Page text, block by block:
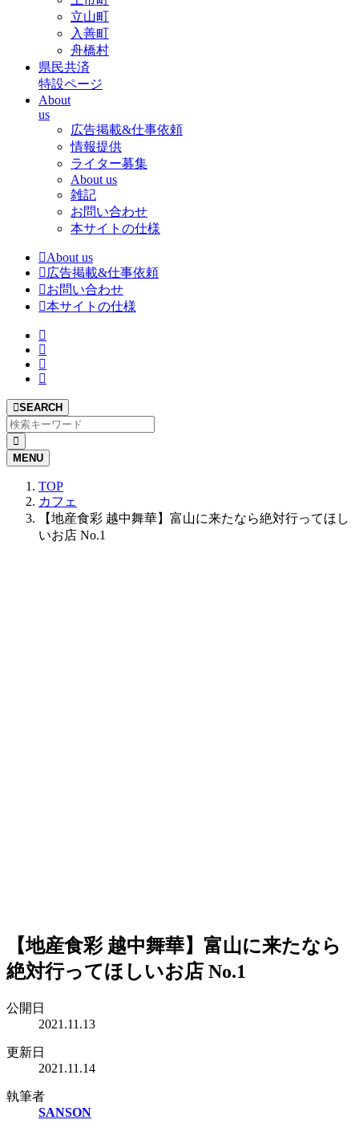
立山町
入善町
舟橋村
県民共済
特設ページ
About
us
広告掲載&仕事依頼
情報提供
ライター募集
About us
雑記
お問い合わせ
本サイトの仕様
About us
広告掲載&仕事依頼
お問い合わせ
本サイトの仕様
SEARCH
MENU
TOP
カフェ
【地産食彩 越中舞華】富山に来たなら絶対行ってほし
いお店 No.1
【地産食彩 越中舞華】富山に来たなら
絶対行ってほしいお店 No.1
公開日
2021.11.13
更新日
2021.11.14
執筆者
SANSON